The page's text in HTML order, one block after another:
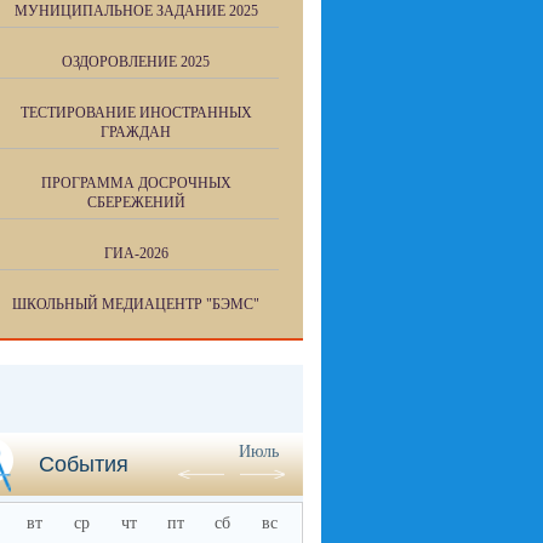
МУНИЦИПАЛЬНОЕ ЗАДАНИЕ 2025
ОЗДОРОВЛЕНИЕ 2025
ТЕСТИРОВАНИЕ ИНОСТРАННЫХ
ГРАЖДАН
ПРОГРАММА ДОСРОЧНЫХ
СБЕРЕЖЕНИЙ
ГИА-2026
ШКОЛЬНЫЙ МЕДИАЦЕНТР "БЭМС"
События
Июль
вт ср чт пт сб вс